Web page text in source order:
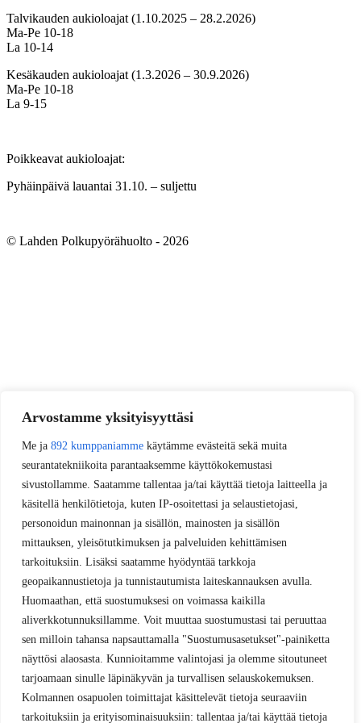
Arvostamme yksityisyyttäsi
Me ja 892 kumppaniamme käytämme evästeitä sekä muita
seurantatekniikoita parantaaksemme käyttökokemustasi
sivustollamme. Saatamme tallentaa ja/tai käyttää tietoja laitteella ja
käsitellä henkilötietoja, kuten IP-osoitettasi ja selaustietojasi,
personoidun mainonnan ja sisällön, mainosten ja sisällön
mittauksen, yleisötutkimuksen ja palveluiden kehittämisen
tarkoituksiin. Lisäksi saatamme hyödyntää tarkkoja
geopaikannustietoja ja tunnistautumista laiteskannauksen avulla.
Huomaathan, että suostumuksesi on voimassa kaikilla
aliverkkotunnuksillamme. Voit muuttaa suostumustasi tai peruuttaa
sen milloin tahansa napsauttamalla "Suostumusasetukset"-painiketta
näyttösi alaosasta. Kunnioitamme valintojasi ja olemme sitoutuneet
tarjoamaan sinulle läpinäkyvän ja turvallisen selauskokemuksen.
Kolmannen osapuolen toimittajat käsittelevät tietoja seuraaviin
tarkoituksiin ja erityisominaisuuksiin: tallentaa ja/tai käyttää tietoja
Talvikauden aukioloajat (1.10.2025 – 28.2.2026)
Ma-Pe 10-18
La 10-14
Kesäkauden aukioloajat (1.3.2026 – 30.9.2026)
Ma-Pe 10-18
La 9-15
Poikkeavat aukioloajat:
Pyhäinpäivä lauantai 31.10. – suljettu
© Lahden Polkupyörähuolto - 2026